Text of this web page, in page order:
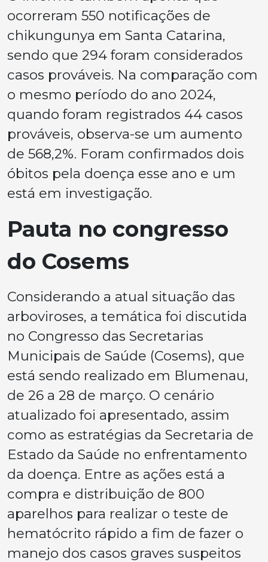
ocorreram 550 notificações de
chikungunya em Santa Catarina,
sendo que 294 foram considerados
casos prováveis. Na comparação com
o mesmo período do ano 2024,
quando foram registrados 44 casos
prováveis, observa-se um aumento
de 568,2%. Foram confirmados dois
óbitos pela doença esse ano e um
está em investigação.
Pauta no congresso
do Cosems
Considerando a atual situação das
arboviroses, a temática foi discutida
no Congresso das Secretarias
Municipais de Saúde (Cosems), que
está sendo realizado em Blumenau,
de 26 a 28 de março. O cenário
atualizado foi apresentado, assim
como as estratégias da Secretaria de
Estado da Saúde no enfrentamento
da doença. Entre as ações está a
compra e distribuição de 800
aparelhos para realizar o teste de
hematócrito rápido a fim de fazer o
manejo dos casos graves suspeitos